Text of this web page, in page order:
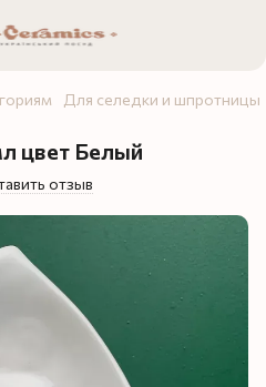
Для селедки и шпротницы
цвет Белый
отзыв